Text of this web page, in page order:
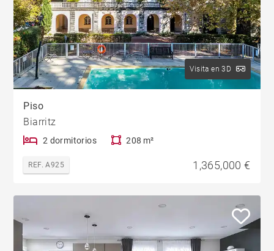
Visita en 3D
Piso
Biarritz
2 dormitorios 208 m²
REF. A925 1,365,000 €